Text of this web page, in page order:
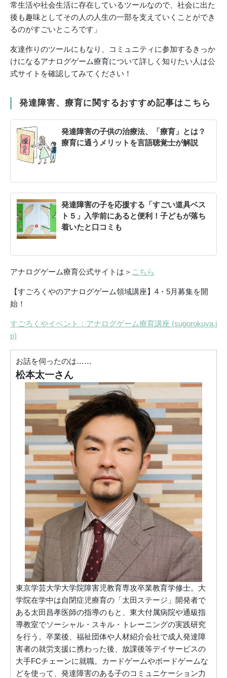
常生活や社会生活に存在しているツールなので、社会に出た
後も趣味としてその人の人生の一部を支えていくことができ
るのがすごいところです」
友達作りのツールにもなり、コミュニティに参加するきっか
けになるアナログゲーム療育について詳しく知りたい人は公
式サイトを確認してみてください！
発達障害、療育に関するおすすめ記事はこちら
発達障害の子供の治療法、「療育」とは？
療育に通うメリットを言語聴覚士が解説
発達障害の子を応援する「すごい道具ベス
ト５」入学前にあると便利！子どもが落ち
着いたと口コミも
アナログゲーム療育公式サイトは＞ こちら
【すごろくやのアナログゲーム領域講座】4・5月募集を開
始！
すごろくやイベント：アナログゲーム療育講座 (sugorokuya.j
p)
お話を伺ったのは……
松本太一さん
東京学芸大学大学院障害児教育専攻卒業教育学修士。大
学院在学中は自閉症児療育の「太田ステージ」開発者で
ある太田昌孝医師の指導のもと、東大付属病院や通級指
導教室でソーシャル・スキル・トレーニングの実践研究
を行う。卒業後、福祉団体や人材紹介会社で成人発達障
害者の就労支援に携わった後、放課後等デイサービスの
大手FCチェーンに就職。カードゲームやボードゲームな
どを使って、発達障害のある子のコミュニケーション力